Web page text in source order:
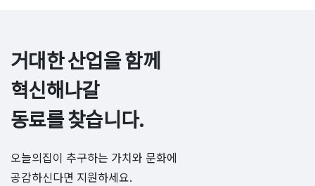
거대한 산업을 함께
혁신해나갈
동료를 찾습니다.
오늘의집이 추구하는 가치와 문화에
공감하신다면 지원하세요.